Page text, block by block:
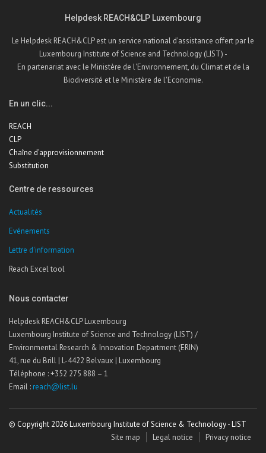
Helpdesk REACH&CLP Luxembourg
Le Helpdesk REACH&CLP est un service national d'assistance offert par le
Luxembourg Institute of Science and Technology (LIST) -
En partenariat avec le Ministère de l'Environnement, du Climat et de la
Biodiversité et le Ministère de l'Economie.
En un clic...
REACH
CLP
Chaîne d'approvisionnement
Substitution
Centre de ressources
Actualités
Evénements
Lettre d'information
Reach Excel tool
Nous contacter
Helpdesk REACH&CLP Luxembourg
Luxembourg Institute of Science and Technology (LIST) /
Environmental Research & Innovation Department (ERIN)
41, rue du Brill | L-4422 Belvaux | Luxembourg
Téléphone : +352 275 888 – 1
Email : reach@list.lu
© Copyright 2026 Luxembourg Institute of Science & Technology - LIST
Site map
Legal notice Privacy notice